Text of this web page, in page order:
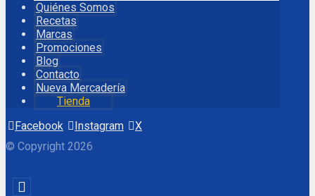
Quiénes Somos
Recetas
Marcas
Promociones
Blog
Contacto
Nueva Mercadería
Tienda
Facebook
Instagram
X
© Copyright 2026